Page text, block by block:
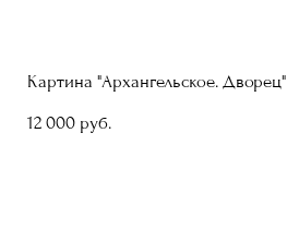
Картина "Архангельское. Дворец"
12 000 pуб.